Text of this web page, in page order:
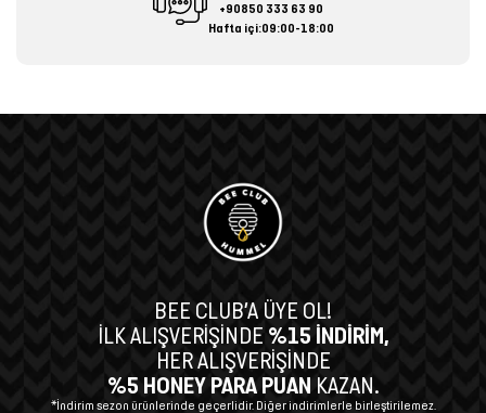
+90850 333 63 90
Hafta içi:09:00-18:00
BEE CLUB’A ÜYE OL!
İLK ALIŞVERİŞİNDE %15 İNDİRİM,
HER ALIŞVERİŞİNDE
%5 HONEY PARA PUAN KAZAN.
*İndirim sezon ürünlerinde geçerlidir. Diğer indirimlerle birleştirilemez.